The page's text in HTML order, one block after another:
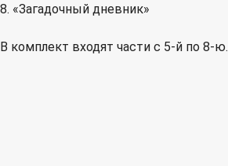
8. «Загадочный дневник»
В комплект входят части с 5-й по 8-ю.